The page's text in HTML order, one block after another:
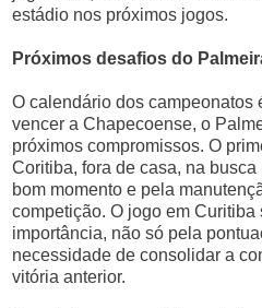
estádio nos próximos jogos.
Próximos desafios do
O calendário dos campeonatos
vencer a Chapecoense, o
próximos compromissos. O
Coritiba, fora de casa, na
bom momento e pela
competição. O jogo em Curitiba
importância, não só pela
necessidade de consolidar a
vitória anterior.